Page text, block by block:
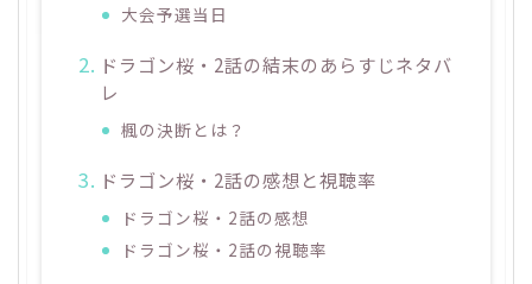
大会予選当日
ドラゴン桜・2話の結末のあらすじネタバ
レ
楓の決断とは？
ドラゴン桜・2話の感想と視聴率
ドラゴン桜・2話の感想
ドラゴン桜・2話の視聴率